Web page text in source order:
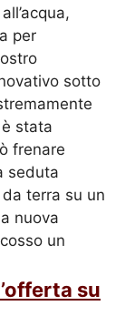
per
sotto
stata
frenare
seduta
terra su un
nuova
un
su